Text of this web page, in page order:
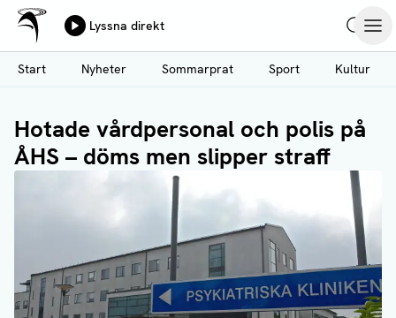
Hoppa
till
huvudinnehåll
Ålands Radio & TV
Lyssna direkt
Start
Nyheter Sommarprat Sport Kultur
Hotade vårdpersonal och polis på
ÅHS – döms men slipper straff